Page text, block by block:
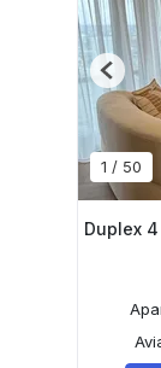
1 / 50
Duplex